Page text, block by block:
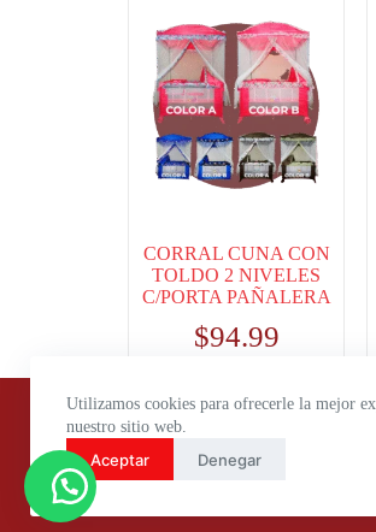
Utilizamos cookies para ofrecerle la mejor
nuestro sitio web.
Aceptar Denegar
CORRAL CUNA CON
TOLDO 2 NIVELES
C/PORTA PAÑALERA
$94.99
Horario de atención:
Lunes a Viernes: 9:00 – 18:00
Sábados: 9:00 – 14:00